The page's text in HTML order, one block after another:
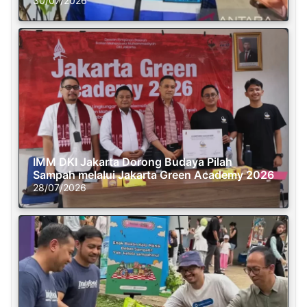
IMM DKI Jakarta Dorong Budaya Pilah
Sampah melalui Jakarta Green Academy 2026
28/07/2026